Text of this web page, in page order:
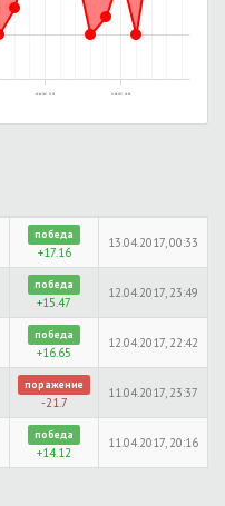
09.04.2017, 22:29 11.04.2017, 20:54
победа
+17.16
13.04.2017, 00:33
победа
+15.47
12.04.2017, 23:49
победа
+16.65
12.04.2017, 22:42
поражение
-21.7
11.04.2017, 23:37
победа
+14.12
11.04.2017, 20:16